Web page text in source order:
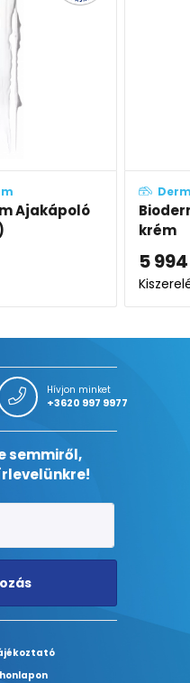
Atoderm Nutritive
Hívjon minket
+3620 997 9977
semmiről,